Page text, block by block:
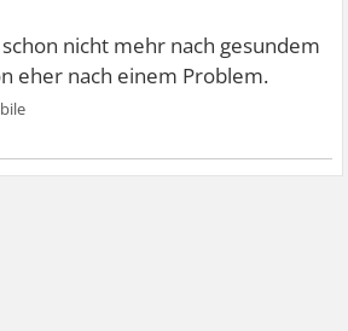
nicht mehr nach gesundem
eher nach einem Problem.